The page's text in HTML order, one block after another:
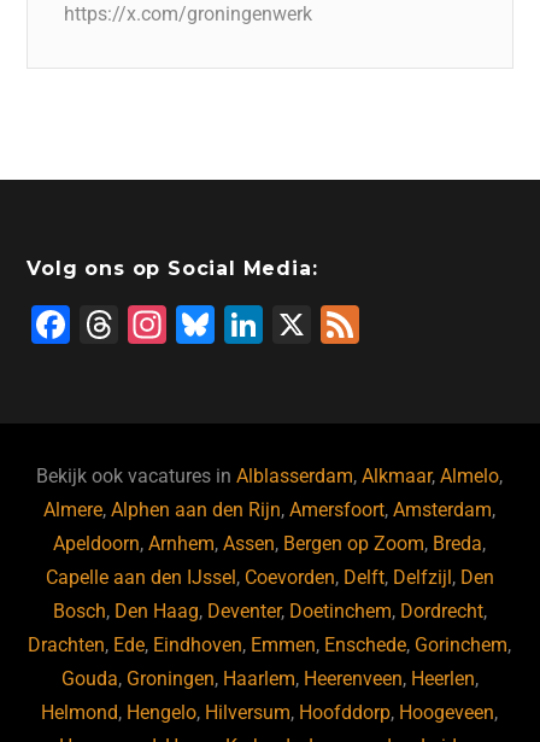
https://x.com/groningenwerk
Volg ons op Social Media:
F
b
o
o
k
T
d
s
In
a
m
Bl
ky
Li
dI
n
X
Bekijk ook vacatures inAlblasserdam,Alkmaar,Almelo,
Almere,Alphen aan den Rijn,Amersfoort,Amsterdam,
Apeldoorn,Arnhem,Assen, Bergen op Zoom, Breda,
Capelle aan den IJssel, Coevorden, Delft, Delfzijl, Den
Bosch, Den Haag, Deventer, Doetinchem, Dordrecht,
Drachten, Ede, Eindhoven, Emmen, Enschede, Gorinchem,
Gouda, Groningen, Haarlem, Heerenveen, Heerlen,
Helmond, Hengelo, Hilversum, Hoofddorp, Hoogeveen,